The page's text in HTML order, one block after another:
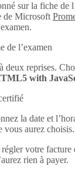
sur la fiche de
de Microsoft
de l’examen
reprises.
with
la date et
vous aurez choisis.
régler votre facture
rien à payer.